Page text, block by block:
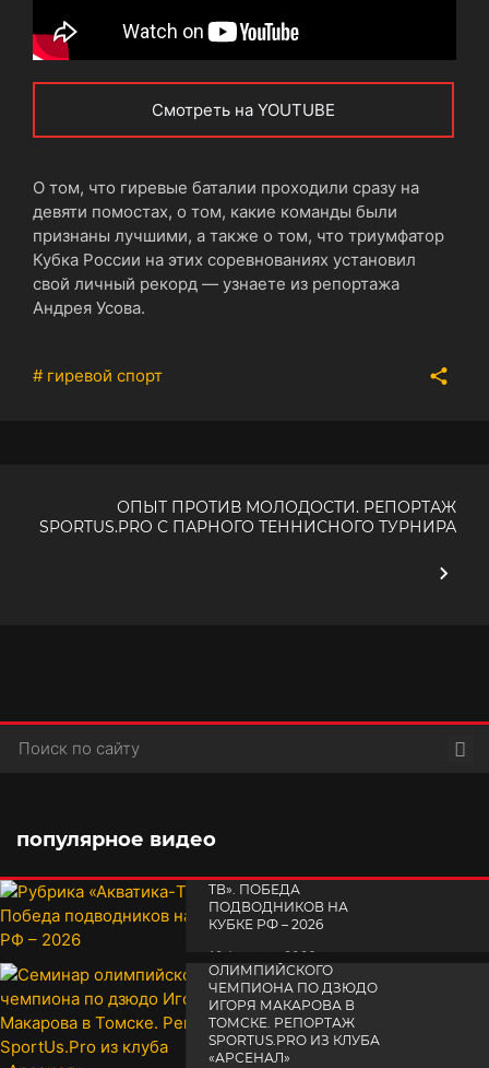
Смотреть на YOUTUBE
О том, что гиревые баталии проходили сразу на
девяти помостах, о том, какие команды были
признаны лучшими, а также о том, что триумфатор
Кубка России на этих соревнованиях установил
свой личный рекорд — узнаете из репортажа
Андрея Усова.
# гиревой спорт
ОПЫТ ПРОТИВ МОЛОДОСТИ. РЕПОРТАЖ
SPORTUS.PRO С ПАРНОГО ТЕННИСНОГО ТУРНИРА
популярное видео
TВ». ПОБЕДА
ПОДВОДНИКОВ НА
КУБКЕ РФ – 2026
19 февраля 2026
СЕМИНАР
ОЛИМПИЙСКОГО
ЧЕМПИОНА ПО ДЗЮДО
ИГОРЯ МАКАРОВА В
ТОМСКЕ. РЕПОРТАЖ
SPORTUS.PRO ИЗ КЛУБА
«АРСЕНАЛ»